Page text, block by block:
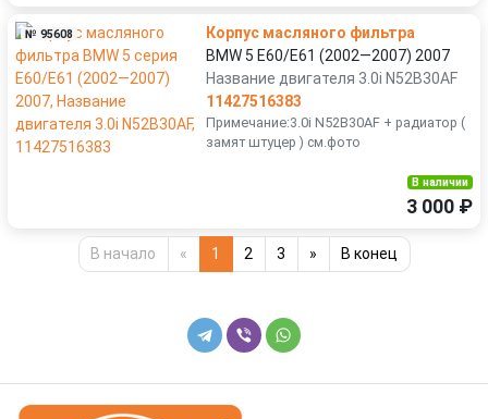
№ 95608
Корпус масляного фильтра
BMW 5 E60/E61 (2002—2007) 2007
Название двигателя 3.0i N52B30AF
11427516383
Примечание:3.0i N52B30AF + радиатор (
замят штуцер ) см.фото
В наличии
3 000 ₽
В начало « 1 2 3 » В конец